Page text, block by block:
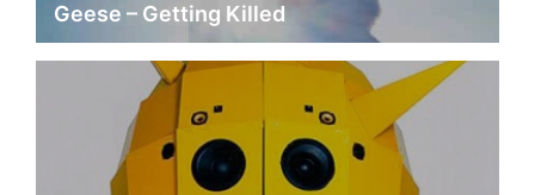
Geese – Getting Killed